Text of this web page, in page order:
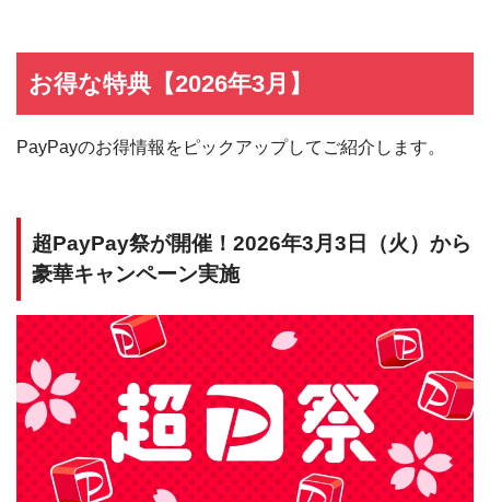
お得な特典【2026年3月】
PayPayのお得情報をピックアップしてご紹介します。
超PayPay祭が開催！2026年3月3日（火）から
豪華キャンペーン実施